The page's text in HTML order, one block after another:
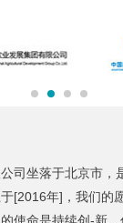
司坐落于北京市
[2016年]，我们